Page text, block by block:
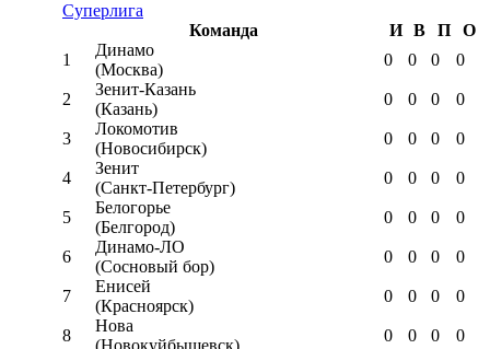
Суперлига
Команда
И В П
О
1
Динамо
(Москва)
0 0 0 0
2
Зенит-Казань
(Казань)
0 0 0 0
3
Локомотив
(Новосибирск)
0 0 0 0
4
Зенит
(Санкт-Петербург)
0 0 0 0
5
Белогорье
(Белгород)
0 0 0 0
6
Динамо-ЛО
(Сосновый бор)
0 0 0 0
7
Енисей
(Красноярск)
0 0 0 0
8
Нова
(Новокуйбышевск)
0 0 0 0